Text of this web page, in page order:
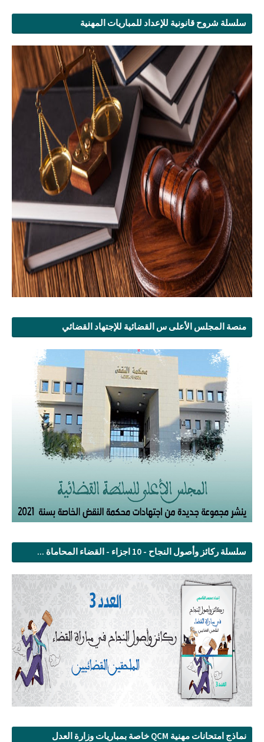
سلسلة شروح قانونية للإعداد للمباريات المهنية
منصة المجلس الأعلى س القضائية للإجتهاد القضائي
سلسلة ركائز وأصول النجاح - 10 اجزاء - القضاء المحاماة ...
نماذج امتحانات مهنية QCM خاصة بمباريات وزارة العدل